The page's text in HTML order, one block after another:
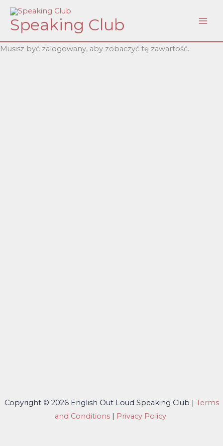
Skip
content
Speaking Club
Musisz być zalogowany, aby zobaczyć tę zawartość.
Copyright © 2026 English Out Loud Speaking Club | Terms
and Conditions | Privacy Policy